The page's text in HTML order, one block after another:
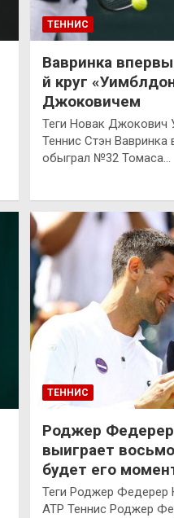
ТЕННИС
Вавринка
й круг
Джоковичем
Теги Новак Джокович
Теннис Стэн Вавринка
обыграл №32 Томаса…
ТЕННИС
Роджер
выиграет
будет его
Теги Роджер
ATP Теннис Роджер